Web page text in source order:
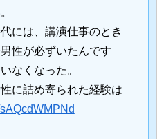
には、講演仕事のとき
性が必ずいたんです
なくなった。
に詰め寄られた経験は